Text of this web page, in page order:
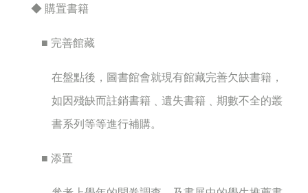
◆ 購置書籍
■ 完善館藏
在盤點後，圖書館會就現有館藏完善欠缺書籍，
如因殘缺而註銷書籍﹑遺失書籍﹑期數不全的叢
書系列等等進行補購。
■ 添置